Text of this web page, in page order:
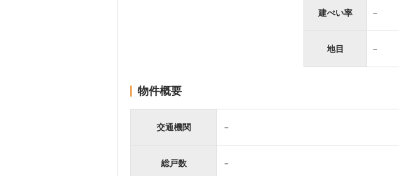
建ぺい率 －
地目 －
物件概要
交通機関 －
総戸数 －